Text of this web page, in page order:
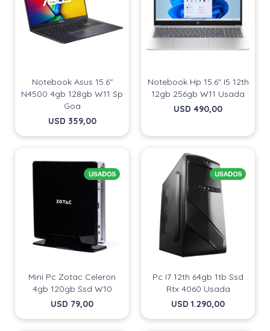
Notebook Asus 15.6"
N4500 4gb 128gb W11 Sp
Goa
USD 359,00
Notebook Hp 15.6" I5 12th
12gb 256gb W11 Usada
USD 490,00
Mini Pc Zotac Celeron
4gb 120gb Ssd W10
USD 79,00
Pc I7 12th 64gb 1tb Ssd
Rtx 4060 Usada
USD 1.290,00